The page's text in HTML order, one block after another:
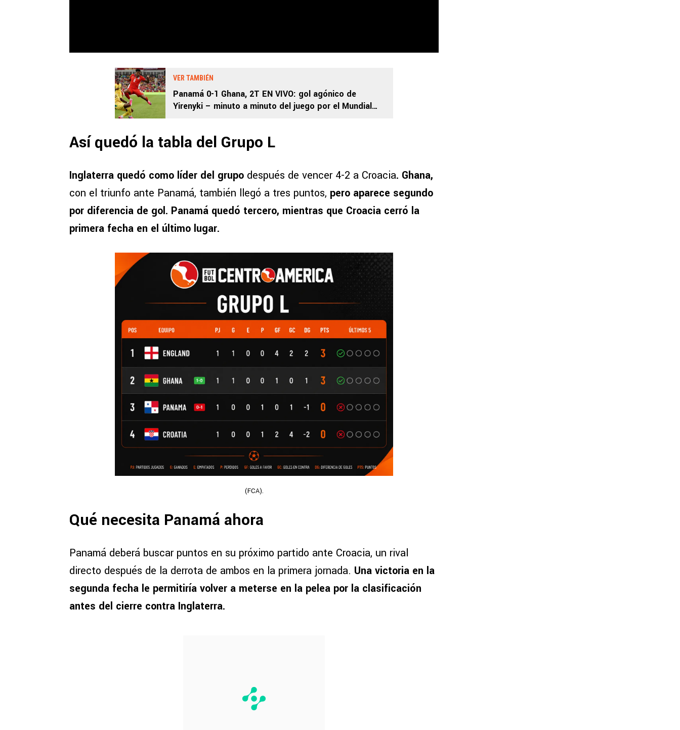
VER TAMBIÉN
Panamá 0-1 Ghana, 2T EN VIVO: gol agónico de
Yirenyki – minuto a minuto del juego por el Mundial
Así quedó la tabla del Grupo L
Inglaterra quedó como líder del grupo después de vencer 4-2 a Croacia. Ghana,
con el triunfo ante Panamá, también llegó a tres puntos, pero aparece segundo
por diferencia de gol. Panamá quedó tercero, mientras que Croacia cerró la
primera fecha en el último lugar.
(FCA).
Qué necesita Panamá ahora
Panamá deberá buscar puntos en su próximo partido ante Croacia, un rival
directo después de la derrota de ambos en la primera jornada. Una victoria en la
segunda fecha le permitiría volver a meterse en la pelea por la clasificación
antes del cierre contra Inglaterra.